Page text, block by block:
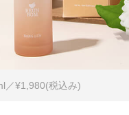
／¥1,980(税込み)